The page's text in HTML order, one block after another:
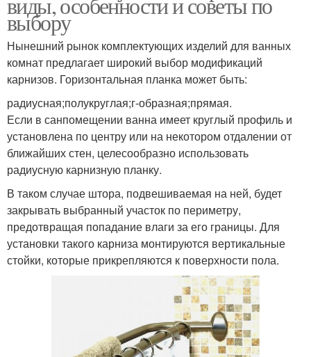
выбору
Нынешний рынок комплектующих изделий для ванных
комнат предлагает широкий выбор модификаций
карнизов. Горизонтальная планка может быть:
радиусная;полукруглая;г-образная;прямая.
Если в санпомещении ванна имеет круглый профиль и
установлена по центру или на некотором отдалении от
ближайших стен, целесообразно использовать
радиусную карнизную планку.
В таком случае штора, подвешиваемая на ней, будет
закрывать выбранный участок по периметру,
предотвращая попадание влаги за его границы. Для
установки такого карниза монтируются вертикальные
стойки, которые прикрепляются к поверхности пола.